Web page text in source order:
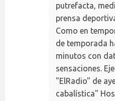
putrefacta,
prensa
Como en
de temporada
minutos con
sensaciones.
"ElRadio" de
cabalística"